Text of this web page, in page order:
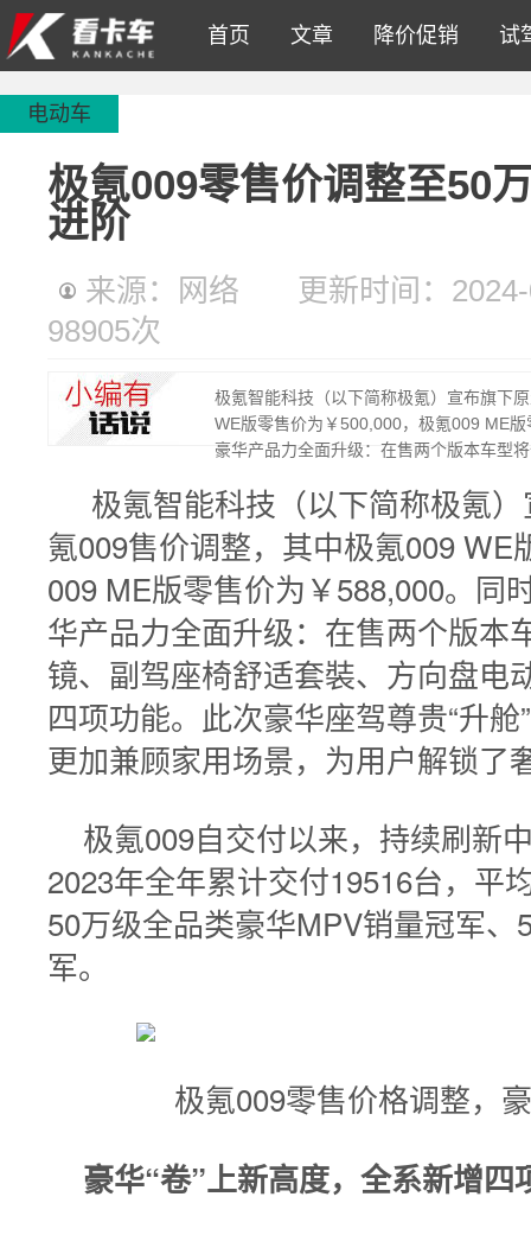
首页 文章 降价促销 试
电动车
极氪009零售价调整至50
进阶
来源：网络
更新时间：
98905次
极氪智能科技（以下简称极氪）宣布旗下
WE版零售价为￥500,000，极氪009 ME
豪华产品力全面升级：在售两个版本车型
极氪智能科技（以下简称极氪
氪009售价调整，其中极氪009
009 ME版零售价为￥588,000。同
华产品力全面升级：在售两个版本
镜、副驾座椅舒适套裝、方向盘电
四项功能。此次豪华座驾尊贵“升
更加兼顾家用场景，为用户解锁了
极氪009自交付以来，持续刷新
2023年全年累计交付19516台，平
50万级全品类豪华MPV销量冠军
军。
极氪009零售价格调整，
豪华“卷”上新高度，全系新增四